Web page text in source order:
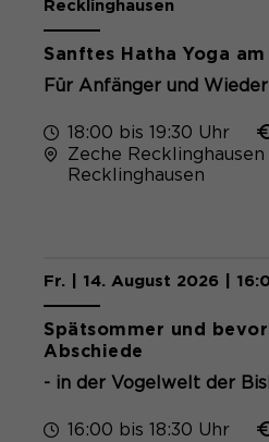
Recklinghausen
Sanftes Hatha Yoga
Für Anfänger und
18:00 bis 19:30 Uhr
Zeche Recklinghausen
Recklinghausen
Fr. | 14. August 2026 |
Spätsommer und
Abschiede
- in der Vogelwelt der
16:00 bis 18:30 Uhr